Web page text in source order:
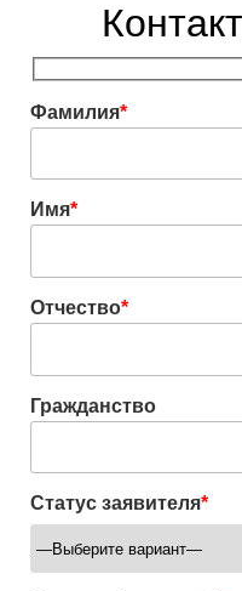
Фамилия*
Имя*
Отчество*
Гражданство
Статус заявителя*